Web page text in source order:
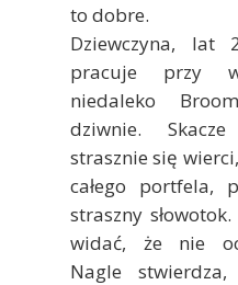
to dobre.
Dziewczyna,
pracuje przy
niedaleko
dziwnie.
strasznie się
całego portfela,
straszny
widać, że nie
Nagle